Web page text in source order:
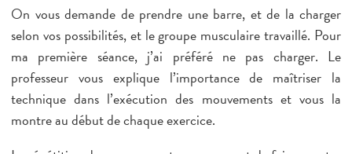
Raspail 14ème
Saint-Jacques 14 ème
Lecourbe 15ème
Ptede Versailles 15 ème
On vous demande de prendre une barre, et de la charger
selon vos possibilités, et le groupe musculaire travaillé. Pour
ma première séance, j’ai préféré ne pas charger. Le
professeur vous explique l’importance de maîtriser la
technique dans l’exécution des mouvements et vous la
montre au début de chaque exercice.